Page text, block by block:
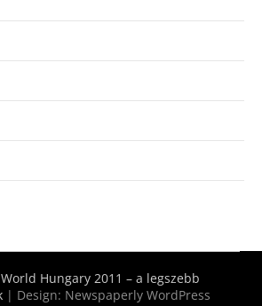
Hungary 2011 – a legszebb
| Design: Newspaperly WordPress